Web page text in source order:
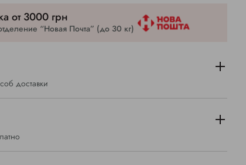
от 3000 грн
“Новая Почта” (до 30 кг)
доставки